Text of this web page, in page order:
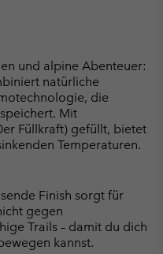
und alpine Abenteuer:
natürliche
die
Mit
Füllkraft) gefüllt, bietet
Temperaturen.
Finish sorgt für
gegen
Trails – damit du dich
kannst.